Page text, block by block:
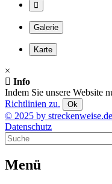
Galerie
Karte
×
Info
Indem Sie unsere Website
Richtlinien zu.
Ok
© 2025 by streckenweise.de
Datenschutz
Menü